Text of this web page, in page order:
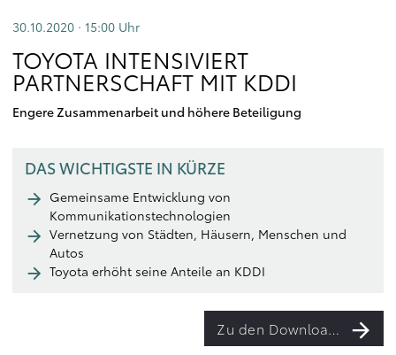
30.10.2020 · 15:00 Uhr
TOYOTA INTENSIVIERT
PARTNERSCHAFT MIT KDDI
Engere Zusammenarbeit und höhere Beteiligung
DAS WICHTIGSTE IN KÜRZE
Gemeinsame Entwicklung von
Kommunikationstechnologien
Vernetzung von Städten, Häusern, Menschen und
Autos
Toyota erhöht seine Anteile an KDDI
Zu den Downloads